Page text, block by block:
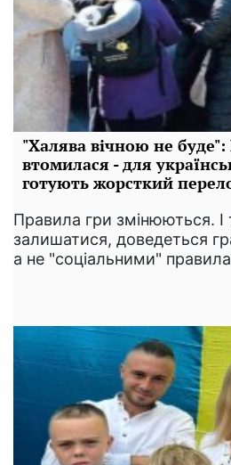
"Халява вічною не
втомилася - для
готують жорсткий
Правила гри змінюються. І
залишатися, доведеться
а не "соціальними"